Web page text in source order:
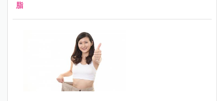
脂